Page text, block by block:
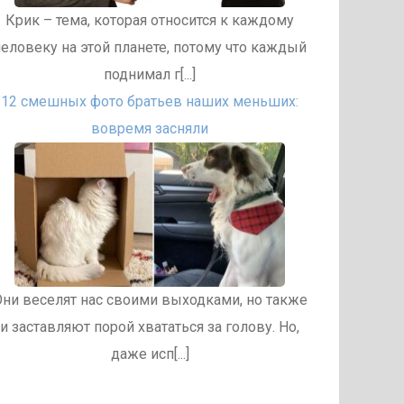
Крик – тема, которая относится к каждому
на этой планете, потому что каждый
поднимал г[...]
12 смешных фото братьев наших меньших:
вовремя засняли
веселят нас своими выходками, но также
и заставляют порой хвататься за голову. Но,
даже исп[...]